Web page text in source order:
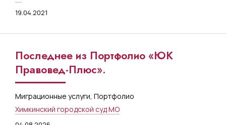
19.04.2021
Последнее из Портфолио «ЮК
Правовед-Плюс».
Миграционные услуги, Портфолио
Химкинский городской суд МО